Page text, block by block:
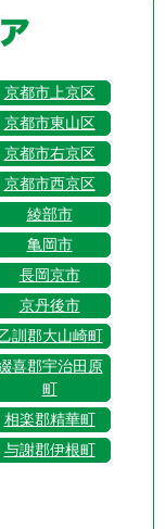
京都市上京区
京都市東山区
京都市右京区
京都市西京区
綾部市
亀岡市
長岡京市
京丹後市
訓郡大山崎町
喜郡宇治田原
町
相楽郡精華町
与謝郡伊根町